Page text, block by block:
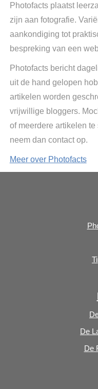
Photofacts plaatst
zijn aan fotografie.
aankondiging tot
bespreking van een
Photofacts bericht
uit de hand gelopen
artikelen worden
vrijwillige bloggers.
of meerdere artikelen
neem dan contact op.
Meer over Photofacts
De
De